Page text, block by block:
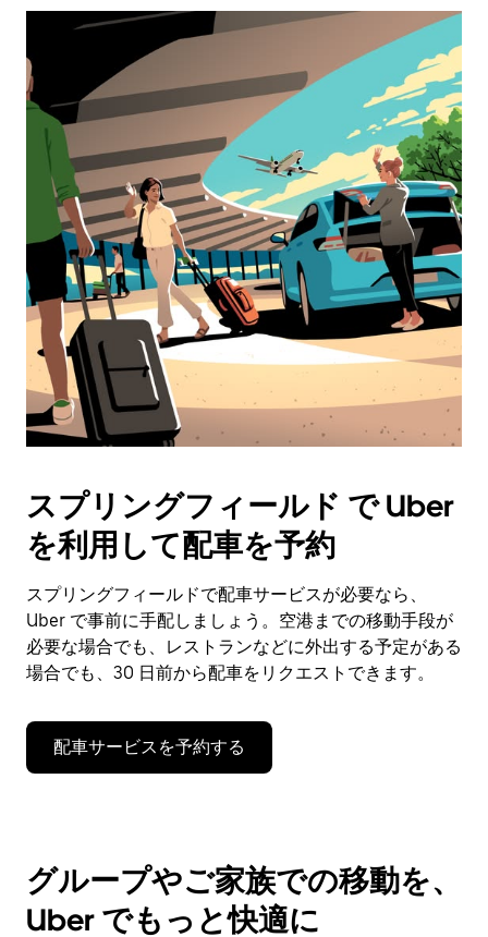
スプリングフィールド で Uber
を利用して配車を予約
スプリングフィールドで配車サービスが必要なら、
Uber で事前に手配しましょう。空港までの移動手段が
必要な場合でも、レストランなどに外出する予定がある
場合でも、30 日前から配車をリクエストできます。
配車サービスを予約する
グループやご家族での移動を、
Uber でもっと快適に